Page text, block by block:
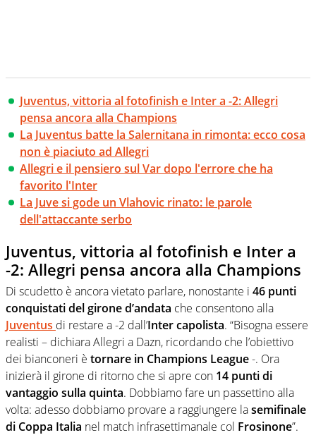
Juventus, vittoria al fotofinish e Inter a -2: Allegri
pensa ancora alla Champions
La Juventus batte la Salernitana in rimonta: ecco cosa
non è piaciuto ad Allegri
Allegri e il pensiero sul Var dopo l'errore che ha
favorito l'Inter
La Juve si gode un Vlahovic rinato: le parole
dell'attaccante serbo
Juventus, vittoria al fotofinish e Inter a
-2: Allegri pensa ancora alla Champions
Di scudetto è ancora vietato parlare, nonostante i 46 punti
conquistati del girone d’andata che consentono alla
Juventus di restare a -2 dall’Inter capolista. “Bisogna essere
realisti – dichiara Allegri a Dazn, ricordando che l’obiettivo
dei bianconeri è tornare in Champions League-. Ora
inizierà il girone di ritorno che si apre con 14 punti di
vantaggio sulla quinta. Dobbiamo fare un passettino alla
volta: adesso dobbiamo provare a raggiungere lasemifinale
di Coppa Italia nel match infrasettimanale col Frosinone”.